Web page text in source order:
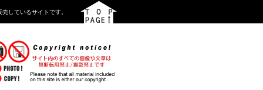
売しているサイトです。